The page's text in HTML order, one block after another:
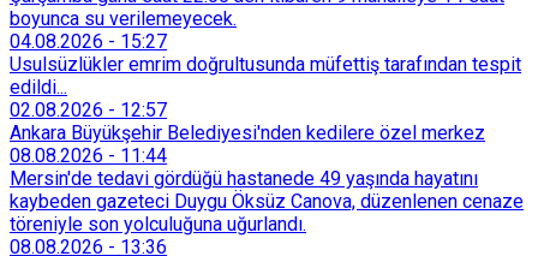
boyunca su verilemeyecek.
04.08.2026 - 15:27
Usulsüzlükler emrim doğrultusunda müfettiş tarafından tespit
edildi...
02.08.2026 - 12:57
Ankara Büyükşehir Belediyesi'nden kedilere özel merkez
08.08.2026 - 11:44
Mersin'de tedavi gördüğü hastanede 49 yaşında hayatını
kaybeden gazeteci Duygu Öksüz Canova, düzenlenen cenaze
töreniyle son yolculuğuna uğurlandı.
08.08.2026 - 13:36